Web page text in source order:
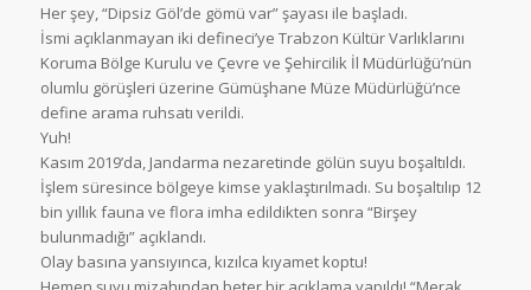
Her şey, “Dipsiz Göl’de gömü var” şayası ile başladı.
İsmi açıklanmayan iki defineci’ye Trabzon Kültür Varlıklarını
Koruma Bölge Kurulu ve Çevre ve Şehircilik İl Müdürlüğü’nün
olumlu görüşleri üzerine Gümüşhane Müze Müdürlüğü’nce
define arama ruhsatı verildi.
Yuh!
Kasım 2019’da, Jandarma nezaretinde gölün suyu boşaltıldı.
İşlem süresince bölgeye kimse yaklaştırılmadı. Su boşaltılıp 12
bin yıllık fauna ve flora imha edildikten sonra “Birşey
bulunmadığı” açıklandı.
Olay basına yansıyınca, kızılca kıyamet koptu!